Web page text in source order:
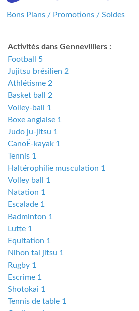
Bons Plans / Promotions / Soldes
Activités dans Gennevilliers :
Football 5
Jujitsu brésilien 2
Athlétisme 2
Basket ball 2
Volley-ball 1
Boxe anglaise 1
Judo ju-jitsu 1
CanoË-kayak 1
Tennis 1
Haltérophilie musculation 1
Volley ball 1
Natation 1
Escalade 1
Badminton 1
Lutte 1
Equitation 1
Nihon tai jitsu 1
Rugby 1
Escrime 1
Shotokai 1
Tennis de table 1